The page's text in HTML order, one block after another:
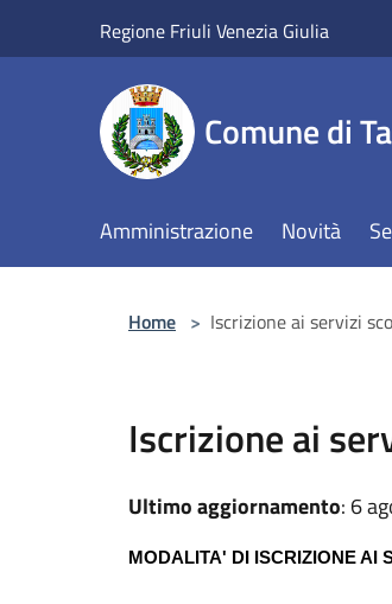
Regione Friuli Venezia Giulia
Comune di
Amministrazione Novità
Home > Iscrizione ai servizi
Iscrizione ai
Ultimo aggiornamento: 6
MODALITA' DI ISCRIZIONE AI